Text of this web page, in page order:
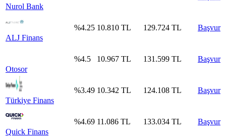
Nurol Bank
ALJ Finans
%4.25 10.810 TL 129.724 TL Başvur
Otosor
%4.5 10.967 TL 131.599 TL Başvur
Türkiye Finans
%3.49 10.342 TL 124.108 TL Başvur
Quick Finans
%4.69 11.086 TL 133.034 TL Başvur